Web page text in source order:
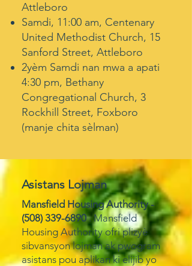
Attleboro
Samdi, 11:00 am, Centenary
United Methodist Church, 15
Sanford Street, Attleboro
2yèm Samdi nan mwa a apati
4:30 pm, Bethany
Congregational Church, 3
Rockhill Street, Foxboro
(manje chita sèlman)
Asistans Lojman
Mansfield Housing Authority -
(508) 339-6890. Mansfield
Housing Authority ofri plizyè
sibvansyon lojman ak pwogram
asistans pou aplikan ki elijib yo